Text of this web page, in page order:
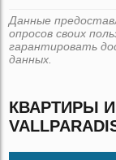
Данные
опросов своих
гарантировать
данных.
КВАРТИРЫ